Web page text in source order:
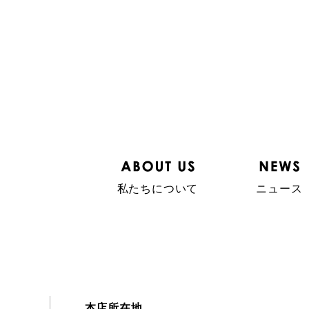
私たちについて ニュース